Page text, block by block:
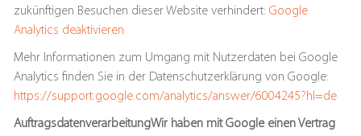
zukünftigen Besuchen dieser Website verhindert:Google
Analytics deaktivieren
Mehr Informationen zum Umgang mit Nutzerdaten bei Google
Analytics finden Sie in der Datenschutzerklärung von Google:
https://support.google.com/analytics/answer/6004245?hl=de
AuftragsdatenverarbeitungWir haben mit Google einen Vertrag